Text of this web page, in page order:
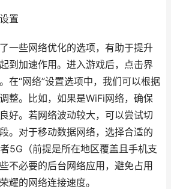
置
一些网络优化的选项，有助于提升
到加速作用。进入游戏后，点击界
在“网络”设置选项中，我们可以根据
整。比如，如果是WiFi网络，确保
好。若网络波动较大，可以尝试切
。对于移动数据网络，选择合适的
5G（前提是所在地区覆盖且手机支
不必要的后台网络应用，避免占用
耀的网络连接速度。